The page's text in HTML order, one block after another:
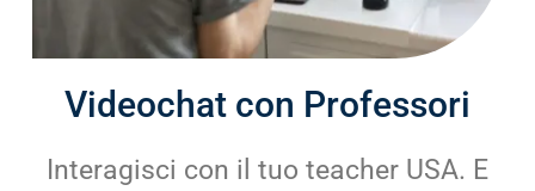
Videochat con Professori
Interagisci con il tuo teacher USA. E